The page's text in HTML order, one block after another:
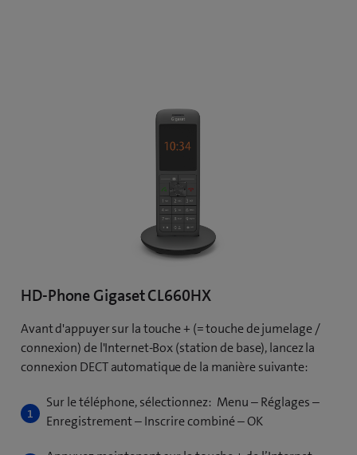
HD-Phone Gigaset CL660HX
Avant d'appuyer sur la touche + (= touche de jumelage /
connexion) de l'Internet-Box (station de base), lancez la
connexion DECT automatique de la manière suivante:
Sur le téléphone, sélectionnez: Menu – Réglages –
Enregistrement – Inscrire combiné – OK